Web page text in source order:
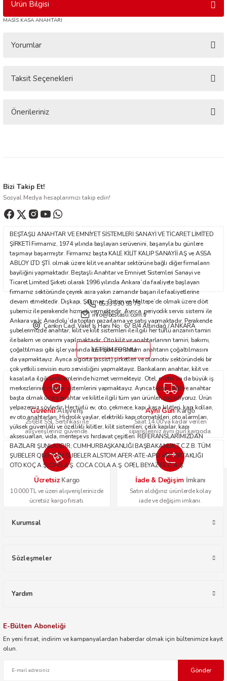
Ürün Bilgisi
MASİS KASA ANAHTARI
Yorumlar
Bu ürüne ilk yorumu siz yapın!
Taksit Seçenekleri
Önerileriniz
Ürün resmi kalitesiz, bozuk veya görüntülenemiyor.
Ürün açıklamasında eksik bilgiler bulunuyor.
Ürün bilgilerinde hatalar bulunuyor.
Bu ürüne benzer farklı alternatifler olmalı.
Gönder
Bizi Takip Et!
Sosyal Medya hesaplarımızı takip edin!
BEŞTAŞLI ANAHTAR VE EMNİYET SİSTEMLERİ SANAYİ VE TİCARET LİMİTED
ŞİRKETİ Firmamız, 1974 yılında başlayan serüvenini, başarıyla bu günlere
taşımayı başarmıştır. Firmamız başta KALE KİLİT KALIP SANAYİİ AŞ ve ASSA
ABLOY LTD ŞTİ. olmak üzere kilit ve anahtar sektörüne bağlı diğer firmaların
bayiliğini yapmaktadır. Beştaşlı Anahtar ve Emniyet Sistemleri Sanayi ve
Ticaret Limited Şirketi olarak 1996 yılında Ankara`da faaliyete başlayan
firmamız sektöründe çeyrek asra yakın zamandır başarı ile faaliyetlerine
devam etmektedir. Dışkapı, Şaşmaz, Ostim ve Maltepe’de olmak üzere dört
şubemiz ile perakende hizmeti vermektedir. Ayrıca, periyodik servis sistemi ile
Ankara ve İç Anadolu`da toptan pazarlama ve satış yapmaktadır. Perakende
şubelerimizde anahtar, kilit ve kilit sistemleri ile ilgili her türlü arızanın tamiri
ile bakım ve onarımı yapılmaktadır. Oto kilit ve anahtarlarının tamiri, bakımı,
çoğaltılması gibi işler yanında immobilizer sistem anahtarın çoğaltılmasını
da yapmaktayız. Ayrıca sigorta (assist) şirketleri ve otomotiv sektöründeki bir
çok yetkili servisin euro servisliğini yapmaktayız. Bankaların anahtar, kilit ve
kasalarla ilgili problemlerinde hizmet vermekteyiz. Otel, motel ya da büyük iş
merkezlerinin master sistemlerini yapmaktayız. Ayrıca toptan kilit ve anahtar
başta olmak üzere anahtar ve kilitle ilgili tüm yan ürünleri pazarlıyoruz. Ürün
yelpazemiz şöyledir: Her türlü ev, oto, çekmece, kapı, kasa kilitleri, kapı kolları,
ev oto anahtarları. Hidrolik yaylar, elektrikli kapı otomatikleri, oto alarmları,
yüksek güvenlikli ve özellikli kilitler, kilit sistemleri; çelik kapılar, kapı
aksesuarları, vida, menteşe vs hırdavat çeşitleri. REFERANSLARIMIZDAN
BAZILARI ŞUNLARDIR; CUMHURBAŞKANLIĞI BAŞBAKANLIK T.C.Z.B. TÜM
ŞUBELER QNB TÜM ŞUBELER ALSTOM AFER-ATE-APU ADİ ORTAKLIĞI
OTO KOÇ A.Ş. OPİS A.Ş. COCA COLA A.Ş. OPEL BEYAZ FİLO A.Ş.
0533 590 93 75
info@bestasli.com.tr
Çankırı Cad. Vakıf İş Hanı No : 67 B/4 Altındağ / ANKARA
İLETİŞİM FORMU
GüvenliAlışveriş
256Bit SSL Sertifikası ile
alışverişleriniz güvende.
Aynı GünKargo
Saat 14.00'ya kadar verilen
siparişleriniz aynı gün kargoda.
Ücretsiz Kargo
10.000 TL ve üzeri alışverişlerinizde
ücretsiz kargo fırsatı.
İade & Değişim İmkanı
Satın aldığınız ürünlerde kolay
iade ve değişim imkanı.
Kurumsal
Sözleşmeler
Yardım
E-Bülten Aboneliği
En yeni fırsat, indirim ve kampanyalardan haberdar olmak için bültenimize kayıt
olun.
Gönder